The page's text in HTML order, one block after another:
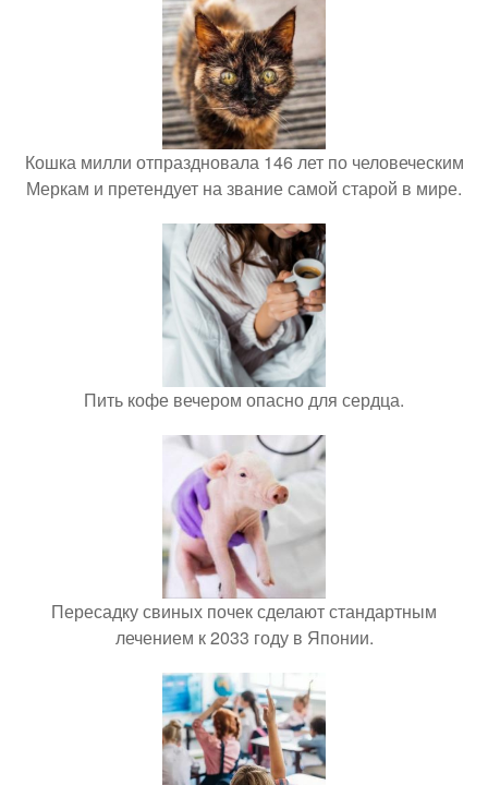
Кошка милли отпраздновала 146 лет по человеческим
Меркам и претендует на звание самой старой в мире.
Пить кофе вечером опасно для сердца.
Пересадку свиных почек сделают стандартным
лечением к 2033 году в Японии.